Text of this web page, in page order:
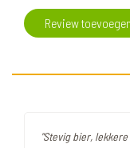
Review toevoegen
"Stevig bier,